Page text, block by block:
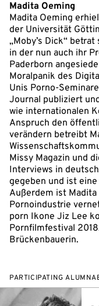
Madita Oeming
Madita Oeming
der Universität
„Moby’s Dick“
in der nun auch ihr
Paderborn
Moralpanik des
Unis Porno-
Journal publiziert
wie internationalen
Anspruch den
verändern betreibt
Missy Magazin und
Interviews in
gegeben und ist
Außerdem ist
Pornoindustrie
porn Ikone Jiz Lee
Pornfilmfestival
Brückenbauerin.
PARTICIPATING